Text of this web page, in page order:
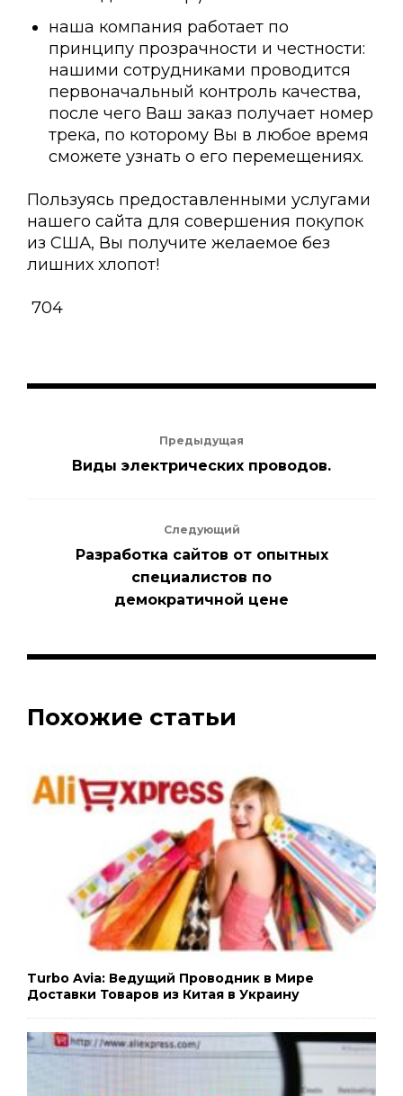
наша компания работает по
принципу прозрачности и честности:
нашими сотрудниками проводится
первоначальный контроль качества,
после чего Ваш заказ получает номер
трека, по которому Вы в любое время
сможете узнать о его перемещениях.
Пользуясь предоставленными услугами
нашего сайта для совершения покупок
из США, Вы получите желаемое без
лишних хлопот!
704
Предыдущая
Виды электрических проводов.
Следующий
Разработка сайтов от опытных
специалистов по
демократичной цене
Похожие статьи
Turbo Avia: Ведущий Проводник в Мире
Доставки Товаров из Китая в Украину